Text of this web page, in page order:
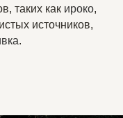
таких как ироко,
источников,
.